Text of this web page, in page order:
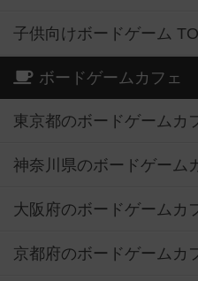
子供向けボードゲーム
ボードゲームカフェ
東京都のボードゲームカ
神奈川県のボードゲーム
大阪府のボードゲームカ
京都府のボードゲームカ